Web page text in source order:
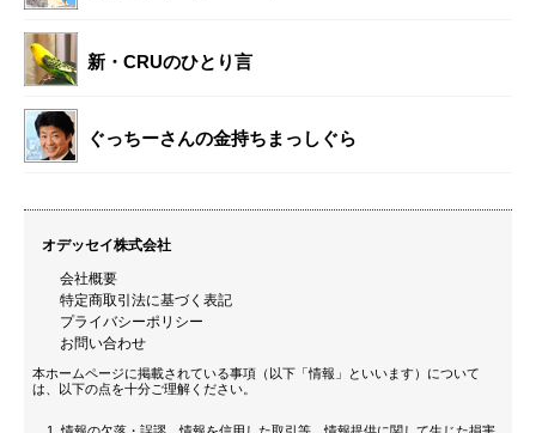
新・CRUのひとり言
ぐっちーさんの金持ちまっしぐら
オデッセイ株式会社
会社概要
特定商取引法に基づく表記
プライバシーポリシー
お問い合わせ
本ホームページに掲載されている事項（以下「情報」といいます）について
は、以下の点を十分ご理解ください。